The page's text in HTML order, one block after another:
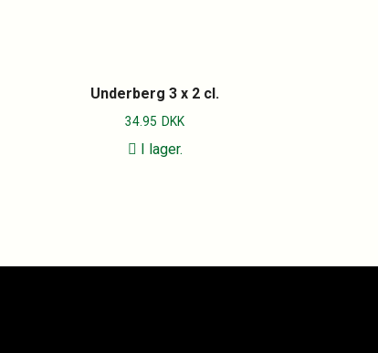
Underberg 3 x 2 cl.
34.95 DKK
I lager.